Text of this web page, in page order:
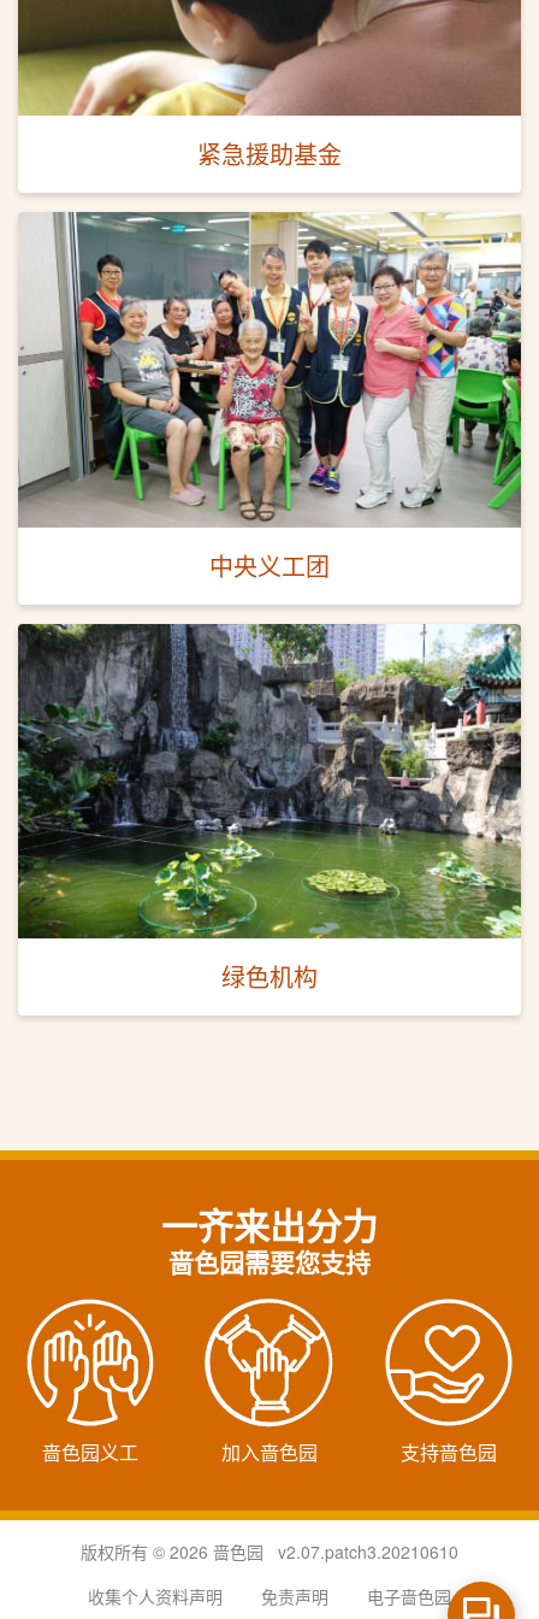
紧急援助基金
中央义工团
绿色机构
一齐来出分力
啬色园需要您支持
啬色园义工 加入啬色园 支持啬色园
版权所有 © 2026 啬色园 v2.07.patch3.20210610
收集个人资料声明
免责声明 电子啬色园